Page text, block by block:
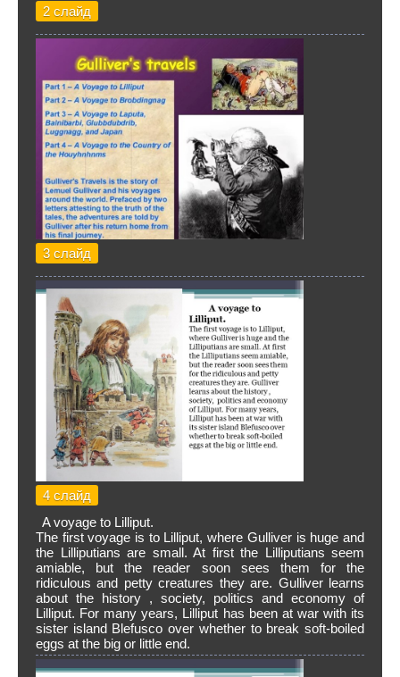
2 слайд
3 слайд
4 слайд
A voyage to Lilliput.
The first voyage is to Lilliput, where Gulliver is huge and
the Lilliputians are small. At first the Lilliputians seem
amiable, but the reader soon sees them for the
ridiculous and petty creatures they are. Gulliver learns
about the history , society, politics and economy of
Lilliput. For many years, Lilliput has been at war with its
sister island Blefusco over whether to break soft-boiled
eggs at the big or little end.